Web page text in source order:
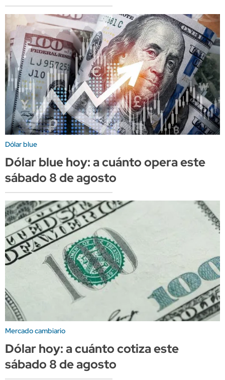
Dólar blue
Dólar blue hoy: a cuánto opera este
sábado 8 de agosto
Mercado cambiario
Dólar hoy: a cuánto cotiza este
sábado 8 de agosto